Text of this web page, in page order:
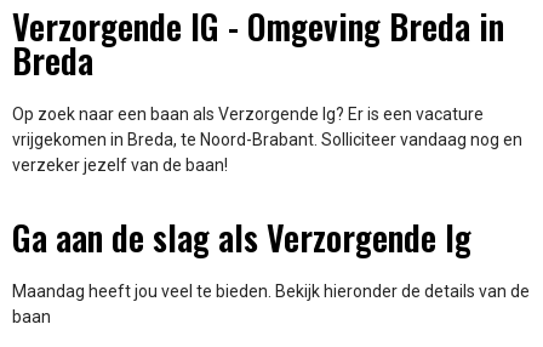
Verzorgende IG - Omgeving Breda in
Breda
Op zoek naar een baan als Verzorgende Ig? Er is een vacature
vrijgekomen in Breda, te Noord-Brabant. Solliciteer vandaag nog en
verzeker jezelf van de baan!
Ga aan de slag als Verzorgende Ig
Maandag heeft jou veel te bieden. Bekijk hieronder de details van de
baan